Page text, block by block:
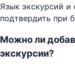
Язык экскурсий
подтвердить при
Можно ли
экскурсии?